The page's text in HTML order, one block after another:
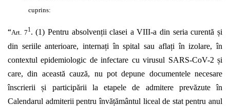
cuprins:
“Art. 71. (1) Pentru absolvenții clasei a VIII-a din seria curentă și
din seriile anterioare, internați în spital sau aflați în izolare, în
contextul epidemiologic de infectare cu virusul SARS-CoV-2 și
care, din această cauză, nu pot depune documentele necesare
înscrierii și participării la etapele de admitere prevăzute în
Calendarul admiterii pentru învățământul liceal de stat pentru anul